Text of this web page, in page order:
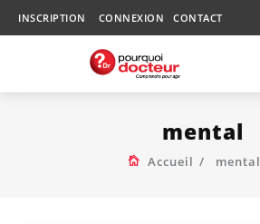
INSCRIPTION CONNEXION CONTACT
mental
Accueil mental